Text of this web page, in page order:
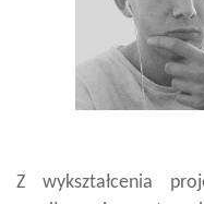
Z wykształcenia